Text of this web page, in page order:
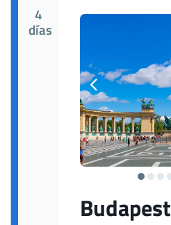
4
días
Budapest